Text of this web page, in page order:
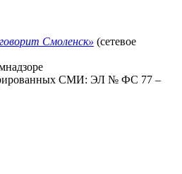
Смоленск» (сетевое
СМИ: ЭЛ № ФС 77 –